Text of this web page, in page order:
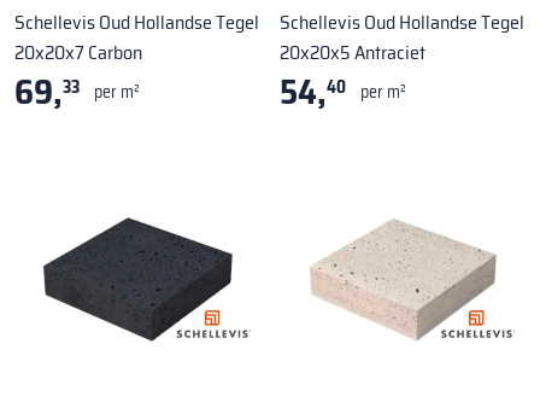
Schellevis Oud Hollandse Tegel
20x20x7 Carbon
69,33 per m²
Schellevis Oud Hollandse Tegel
20x20x5 Antraciet
54,40 per m²